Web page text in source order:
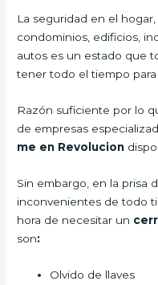
La seguridad en el
condominios, edificios,
autos es un estado que
tener todo el tiempo para
Razón suficiente por lo
de empresas
me en Revolucion
Sin embargo, en la prisa
inconvenientes de todo
hora de necesitar un
son:
Olvido de llaves